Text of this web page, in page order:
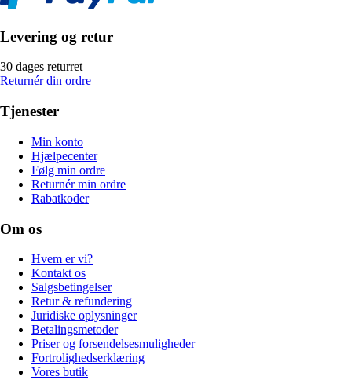
Levering og retur
30 dages returret
Returnér din ordre
Tjenester
Min konto
Hjælpecenter
Følg min ordre
Returnér min ordre
Rabatkoder
Om os
Hvem er vi?
Kontakt os
Salgsbetingelser
Retur & refundering
Juridiske oplysninger
Betalingsmetoder
Priser og forsendelsesmuligheder
Fortrolighedserklæring
Vores butik